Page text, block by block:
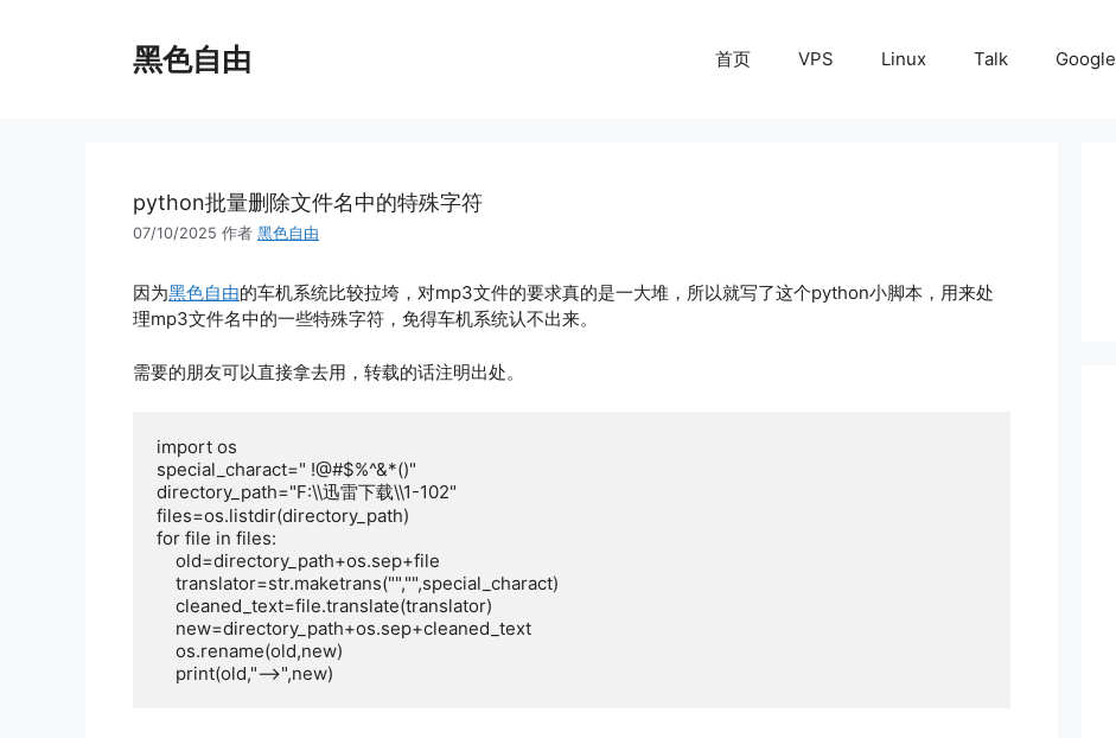
黑色自由 首页 VPS Linux Talk Google
python批量删除文件名中的特殊字符
07/10/2025 作者 黑色自由
因为黑色自由的车机系统比较拉垮，对mp3文件的要求真的是一大堆，所以就写了这个python小脚本，用来处
理mp3文件名中的一些特殊字符，免得车机系统认不出来。
需要的朋友可以直接拿去用，转载的话注明出处。
import os
special_charact=" !@#$%^&*()"
directory_path="F:\\迅雷下载\\1-102"
files=os.listdir(directory_path)
for file in files:
    print(old,"-->",new)